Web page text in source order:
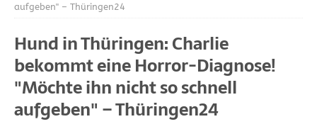
aufgeben" – Thüringen24
Hund in Thüringen: Charlie
bekommt eine Horror-Diagnose!
"Möchte ihn nicht so schnell
aufgeben" – Thüringen24